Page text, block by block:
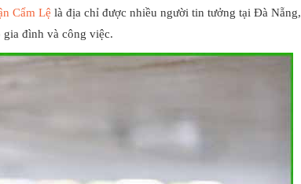
Cẩm Lệ là địa chỉ được nhiều người tin tưởng tại Đà Nẵng,
gia đình và công việc.